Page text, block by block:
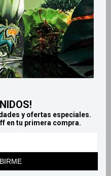
y ofertas especiales.
en tu primera compra.